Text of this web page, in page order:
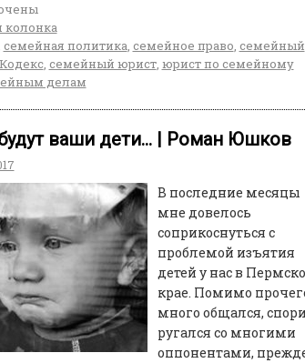
колонка
семейная политика, семейное право, семейный
, семейный юрист, юрист по семейному
делам
ваши дети… | Роман Юшков
В последние месяцы
мне довелось
соприкоснуться с
проблемой изъятия
детей у нас в
крае. Помимо
много общался,
ругался со многими
оппонентами,